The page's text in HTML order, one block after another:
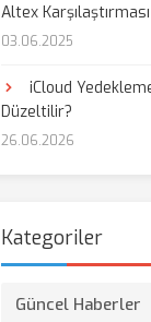
Altex Karşılaştırması
03.06.2025
iCloud
Düzeltilir?
26.06.2026
Kategoriler
Güncel Haberler